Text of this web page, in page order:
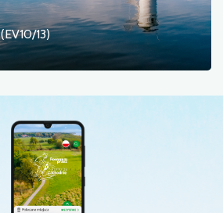
13)